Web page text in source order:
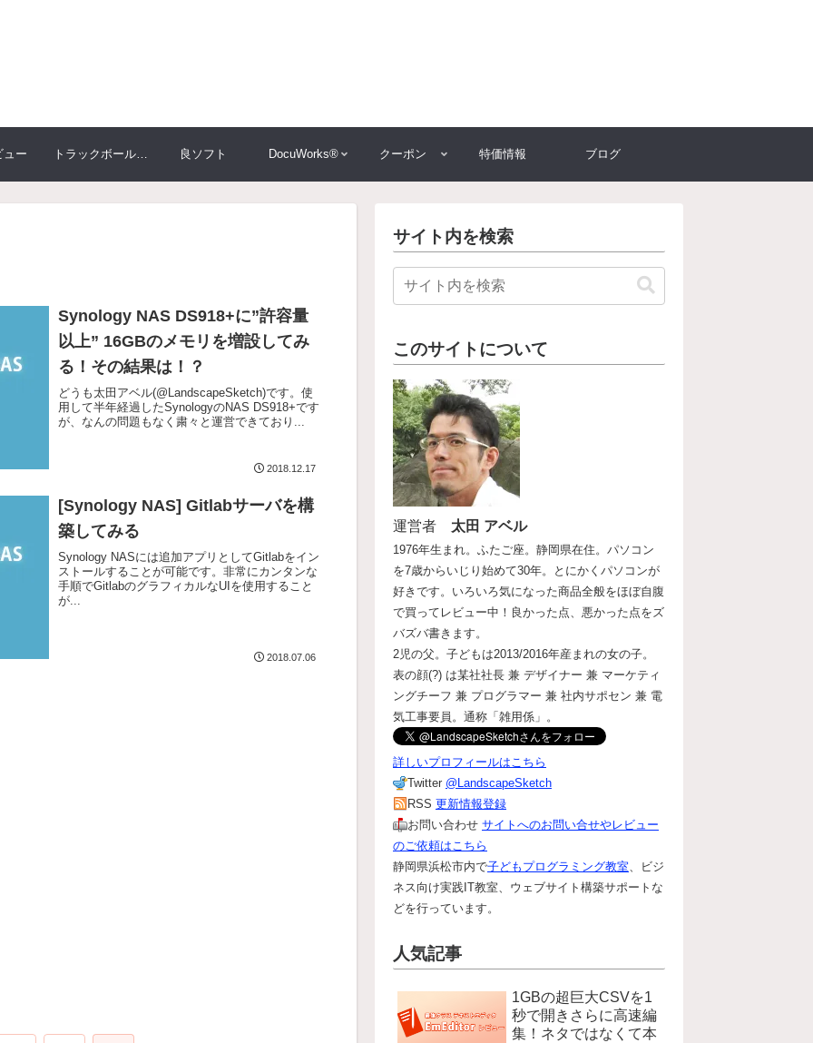
ュー トラックボール大比較 良ソフト DocuWorks® クーポン 特価情報 ブログ
Synology NAS DS918+に”許容量
以上” 16GBのメモリを増設してみ
る！その結果は！？
どうも太田アベル(@LandscapeSketch)です。使
用して半年経過したSynologyのNAS DS918+です
が、なんの問題もなく粛々と運営できており...
2018.12.17
[Synology NAS] Gitlabサーバを構
築してみる
Synology NASには追加アプリとしてGitlabをイン
ストールすることが可能です。非常にカンタンな
手順でGitlabのグラフィカルなUIを使用すること
が...
2018.07.06
サイト内を検索
このサイトについて
運営者 太田 アベル
1976年生まれ。ふたご座。静岡県在住。パソコン
を7歳からいじり始めて30年。とにかくパソコンが
好きです。いろいろ気になった商品全般をほぼ自腹
で買ってレビュー中！良かった点、悪かった点をズ
バズバ書きます。
2児の父。子どもは2013/2016年産まれの女の子。
表の顔(?) は某社社長 兼 デザイナー 兼 マーケティ
ングチーフ 兼 プログラマー 兼 社内サポセン 兼 電
気工事要員。通称「雑用係」。
詳しいプロフィールはこちら
Twitter @LandscapeSketch
RSS 更新情報登録
お問い合わせ サイトへのお問い合せやレビュー
のご依頼はこちら
静岡県浜松市内で子どもプログラミング教室 、ビジ
ネス向け実践IT教室、ウェブサイト構築サポートな
どを行っています。
人気記事
1GBの超巨大CSVを1
秒で開きさらに高速編
集！ネタではなくて本